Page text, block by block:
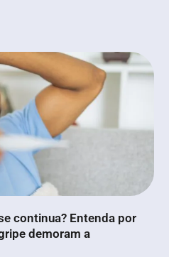
continua? Entenda por
demoram a